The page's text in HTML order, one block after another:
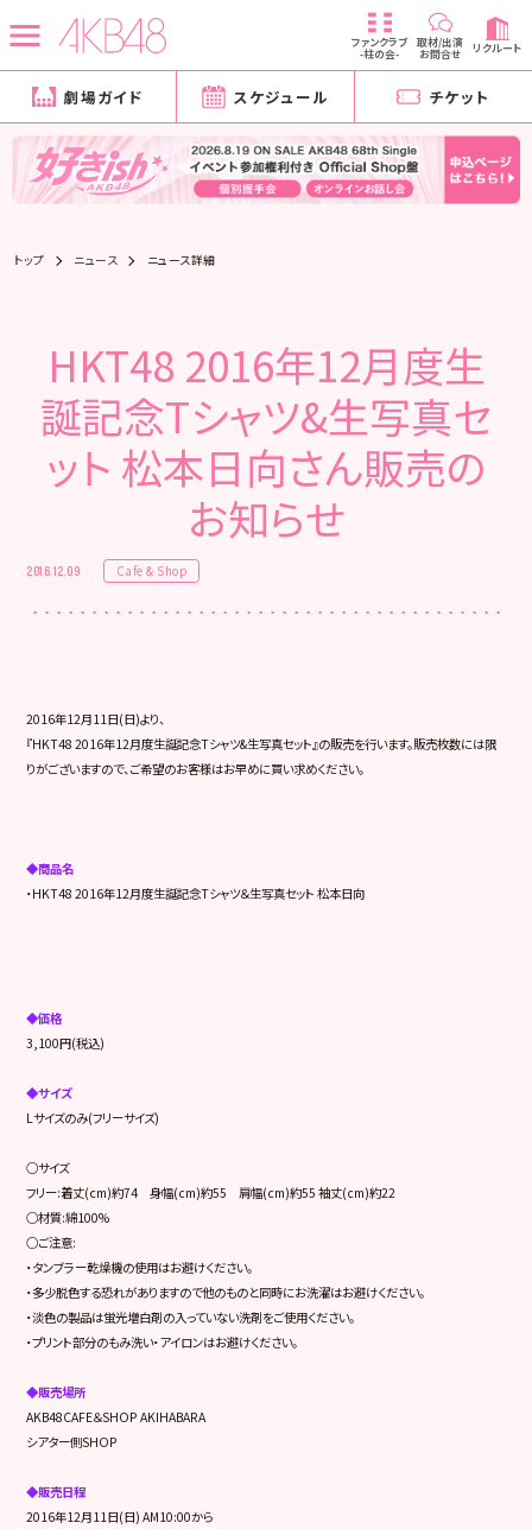
ファンクラブ
-柱の会-
取材/出演
お問合せ リクルート
劇場ガイド スケジュール チケット
トップ ニュース ニュース詳細
HKT48 2016年12月度生
誕記念Tシャツ&生写真セ
ット 松本日向さん販売の
お知らせ
2016.12.09 Cafe & Shop
2016年12月11日(日)より、
『HKT48 2016年12月度生誕記念Tシャツ&生写真セット』の販売を行います。販売枚数には限
りがございますので、ご希望のお客様はお早めに買い求めください。
◆商品名
・HKT48 2016年12月度生誕記念Tシャツ＆生写真セット 松本日向
◆価格
3,100円(税込)
◆サイズ
Lサイズのみ(フリーサイズ)
○サイズ
フリー:着丈(cm)約74 身幅(cm)約55 肩幅(cm)約55 袖丈(cm)約22
○材質:綿100%
○ご注意:
・タンブラー乾燥機の使用はお避けください。
・多少脱色する恐れがありますので他のものと同時にお洗濯はお避けください。
・淡色の製品は蛍光増白剤の入っていない洗剤をご使用ください。
・プリント部分のもみ洗い・アイロンはお避けください。
◆販売場所
AKB48CAFE＆SHOP AKIHABARA
シアター側SHOP
◆販売日程
2016年12月11日(日) AM10:00から